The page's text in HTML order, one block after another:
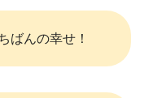
ばんの幸せ！